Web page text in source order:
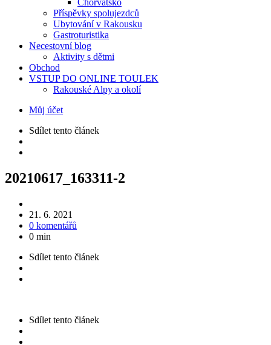
Chorvatsko
Příspěvky spolujezdců
Ubytování v Rakousku
Gastroturistika
Necestovní blog
Aktivity s dětmi
Obchod
VSTUP DO ONLINE TOULEK
Rakouské Alpy a okolí
Můj účet
Sdílet tento článek
20210617_163311-2
21. 6. 2021
0 komentářů
0 min
Sdílet tento článek
Sdílet tento článek